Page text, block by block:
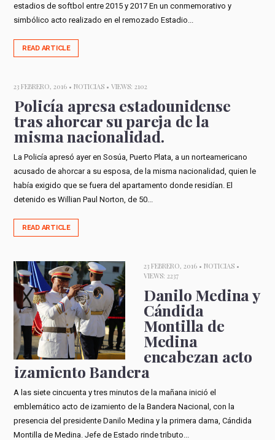
estadios de softbol entre 2015 y 2017 En un conmemorativo y
simbólico acto realizado en el remozado Estadio...
READ ARTICLE
23 FEBRERO, 2016 •NOTICIAS • VIEWS: 2102
Policía apresa estadounidense
tras ahorcar su pareja de la
misma nacionalidad.
La Policía apresó ayer en Sosúa, Puerto Plata, a un norteamericano
acusado de ahorcar a su esposa, de la misma nacionalidad, quien le
había exigido que se fuera del apartamento donde residían. El
detenido es Willian Paul Norton, de 50...
READ ARTICLE
23 FEBRERO, 2016 • NOTICIAS•
VIEWS: 2237
Danilo Medina y
Cándida
Montilla de
Medina
encabezan acto
izamiento Bandera
A las siete cincuenta y tres minutos de la mañana inició el
emblemático acto de izamiento de la Bandera Nacional, con la
presencia del presidente Danilo Medina y la primera dama, Cándida
Montilla de Medina. Jefe de Estado rinde tributo...